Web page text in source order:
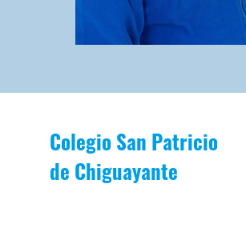
Colegio San Patricio
de Chiguayante